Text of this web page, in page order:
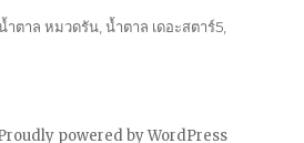
ำตาล หมวดรัน ,น้ำตาล เดอะสตาร์5
powered by WordPress